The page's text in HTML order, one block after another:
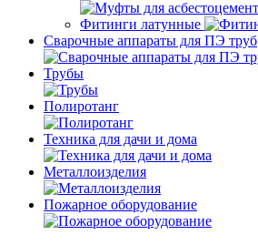
Фитинги латунные
Сварочные аппараты для ПЭ труб
Трубы
Полиротанг
Техника для дачи и дома
Металлоизделия
Пожарное оборудование